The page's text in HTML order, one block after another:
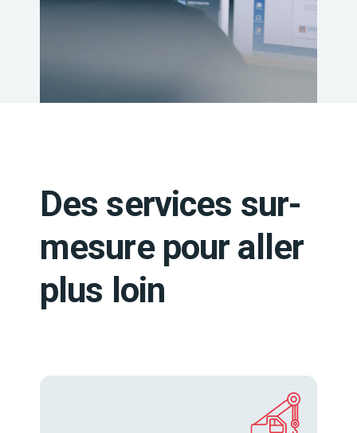
Des services sur-
mesure pour aller
plus loin